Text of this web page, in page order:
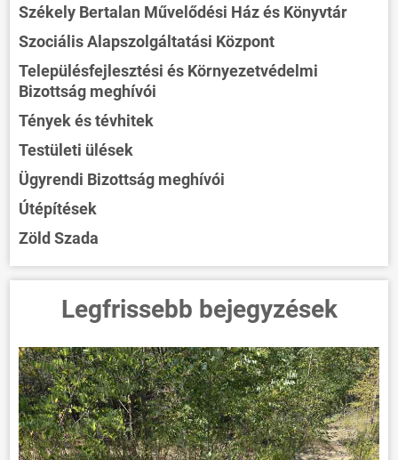
Székely Bertalan Művelődési Ház és Könyvtár
Szociális Alapszolgáltatási Központ
Településfejlesztési és Környezetvédelmi
Bizottság meghívói
Tények és tévhitek
Testületi ülések
Ügyrendi Bizottság meghívói
Útépítések
Zöld Szada
Legfrissebb bejegyzések